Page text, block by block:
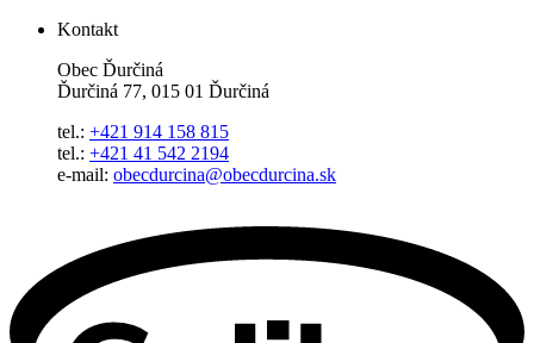
Kontakt
Obec Ďurčiná
Ďurčiná 77, 015 01 Ďurčiná
tel.: +421 914 158 815
tel.: +421 41 542 2194
e-mail: obecdurcina@obecdurcina.sk